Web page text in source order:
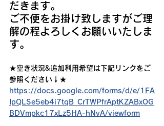
だきます。
ご不便をお掛け致しますがご理
解の程よろしくお願いいたしま
す。
★空き状況&追加利用希望は下記リンクをご
参照ください↓★
https://docs.google.com/forms/d/e/1FA
IpQLSe5eb4i7tqB_CrTWPfrAptKZABxOG
BDVmpkc17xLz5HA-hNvA/viewform